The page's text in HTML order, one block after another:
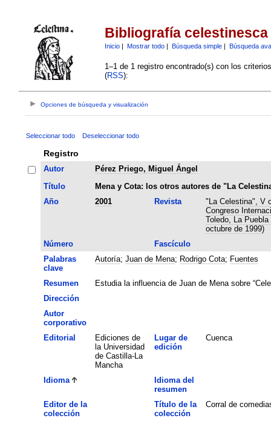
Bibliografía celestinesca
Inicio| Mostrar todo| Búsqueda simple| Búsqueda
1–1 de 1 registro encontrado(s) con los
(RSS):
Opciones de búsqueda y visualización
Seleccionar todo Deseleccionar todo
Registro
Autor
Pérez Priego, Miguel Ángel
Título
Mena y Cota: los otros autores de "La
Año
2001 Revista
"La Celestina", V
Congreso
Toledo, La
octubre de 1999)
Número
Fascículo
Palabras
clave
Autoría; Juan de Mena; Rodrigo Cota; Fuentes
Resumen
Estudia la influencia de Juan de Mena sobre
Dirección
Autor
corporativo
Editorial
Ediciones de
la Universidad
de Castilla-La
Mancha
Lugar de
edición
Cuenca
Idioma
Idioma del
resumen
Editor de la
colección
Título de la
colección
Corral de